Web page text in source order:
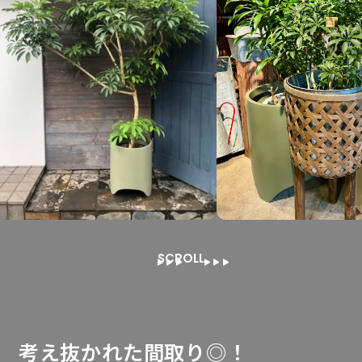
SCROLL
考え抜かれた間取り◎！